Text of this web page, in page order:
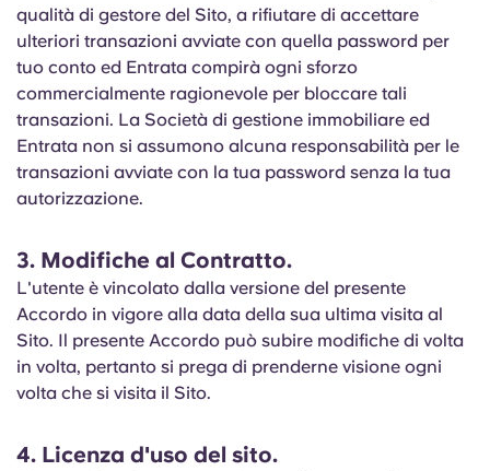
qualità di gestore del Sito, a rifiutare di accettare
ulteriori transazioni avviate con quella password per
tuo conto ed Entrata compirà ogni sforzo
commercialmente ragionevole per bloccare tali
transazioni. La Società di gestione immobiliare ed
Entrata non si assumono alcuna responsabilità per le
transazioni avviate con la tua password senza la tua
autorizzazione.
3. Modifiche al Contratto.
L'utente è vincolato dalla versione del presente
Accordo in vigore alla data della sua ultima visita al
Sito. Il presente Accordo può subire modifiche di volta
in volta, pertanto si prega di prenderne visione ogni
volta che si visita il Sito.
4. Licenza d'uso del sito.